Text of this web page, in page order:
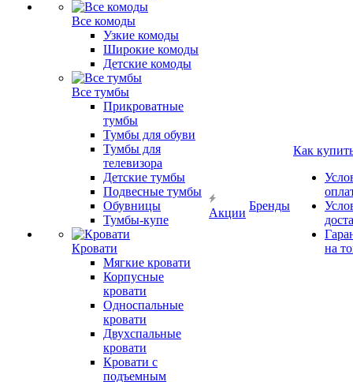
Все комоды
Узкие комоды
Широкие комоды
Детские комоды
Все тумбы
Прикроватные
тумбы
Тумбы для обуви
Тумбы для
телевизора
Детские тумбы
Подвесные тумбы
Обувницы
Тумбы-купе
Кровати
Мягкие кровати
Корпусные
кровати
Односпальные
кровати
Двухспальные
кровати
Кровати с
подъемным
Акции
Бренды
Как
на